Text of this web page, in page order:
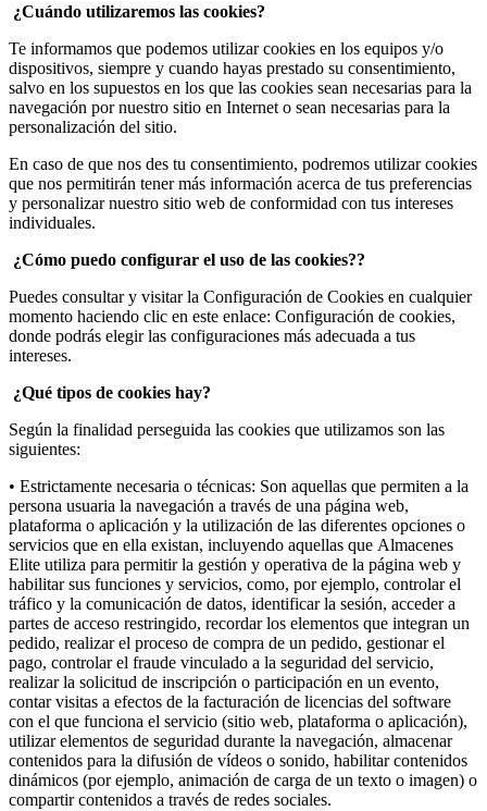
¿Cuándo utilizaremos las cookies?
Te informamos que podemos utilizar cookies en los equipos y/o
dispositivos, siempre y cuando hayas prestado su consentimiento,
salvo en los supuestos en los que las cookies sean necesarias para la
navegación por nuestro sitio en Internet o sean necesarias para la
personalización del sitio.
En caso de que nos des tu consentimiento, podremos utilizar cookies
que nos permitirán tener más información acerca de tus preferencias
y personalizar nuestro sitio web de conformidad con tus intereses
individuales.
¿Cómo puedo configurar el uso de las cookies??
Puedes consultar y visitar la Configuración de Cookies en cualquier
momento haciendo clic en este enlace: Configuración de cookies,
donde podrás elegir las configuraciones más adecuada a tus
intereses.
¿Qué tipos de cookies hay?
Según la finalidad perseguida las cookies que utilizamos son las
siguientes:
• Estrictamente necesaria o técnicas: Son aquellas que permiten a la
persona usuaria la navegación a través de una página web,
plataforma o aplicación y la utilización de las diferentes opciones o
servicios que en ella existan, incluyendo aquellas que Almacenes
Elite utiliza para permitir la gestión y operativa de la página web y
habilitar sus funciones y servicios, como, por ejemplo, controlar el
tráfico y la comunicación de datos, identificar la sesión, acceder a
partes de acceso restringido, recordar los elementos que integran un
pedido, realizar el proceso de compra de un pedido, gestionar el
pago, controlar el fraude vinculado a la seguridad del servicio,
realizar la solicitud de inscripción o participación en un evento,
contar visitas a efectos de la facturación de licencias del software
con el que funciona el servicio (sitio web, plataforma o aplicación),
utilizar elementos de seguridad durante la navegación, almacenar
contenidos para la difusión de vídeos o sonido, habilitar contenidos
dinámicos (por ejemplo, animación de carga de un texto o imagen) o
compartir contenidos a través de redes sociales.